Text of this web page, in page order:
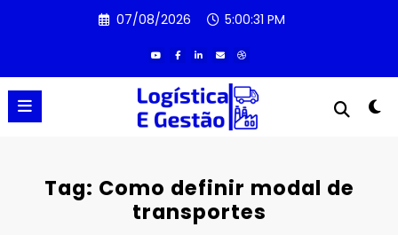
07/08/2026 5:00:31 PM
Tag: Como definir modal de
transportes